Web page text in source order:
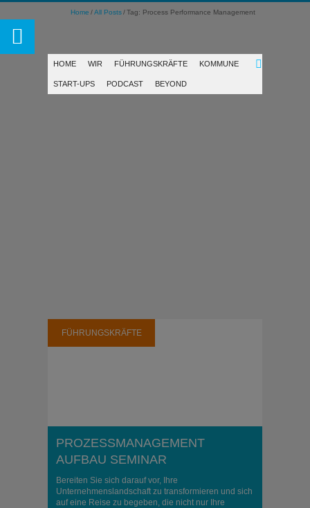
Home All Posts Tag: Process Performance Management
HOME WIR FÜHRUNGSKRÄFTE KOMMUNE
START-UPS PODCAST BEYOND
FÜHRUNGSKRÄFTE
PROZESSMANAGEMENT
AUFBAU SEMINAR
Bereiten Sie sich darauf vor, Ihre
Unternehmenslandschaft zu transformieren und sich
auf eine Reise zu begeben, die nicht nur Ihre